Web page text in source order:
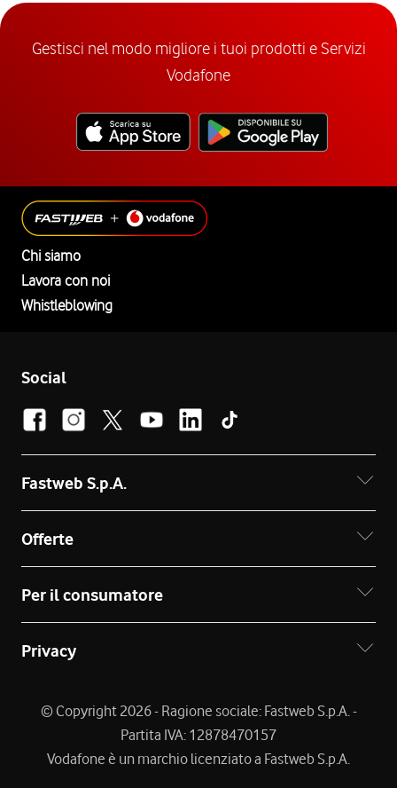
Gestisci nel modo migliore i tuoi prodotti e Servizi
Vodafone
Chi siamo
Lavora con noi
Whistleblowing
Social
Fastweb S.p.A.
Offerte
Per il consumatore
Privacy
© Copyright 2026 - Ragione sociale: Fastweb S.p.A. -
Partita IVA: 12878470157
Vodafone è un marchio licenziato a Fastweb S.p.A.